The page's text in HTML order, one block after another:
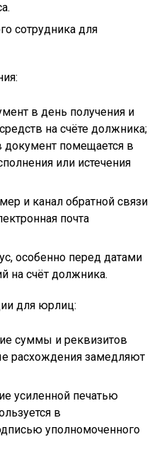
сотрудника для
в день получения и
на счёте должника;
документ помещается в
или истечения
и канал обратной связи
почта
особенно перед датами
на счёт должника.
для юрлиц:
суммы и реквизитов
расхождения замедляют
усиленной печатью
в
уполномоченного